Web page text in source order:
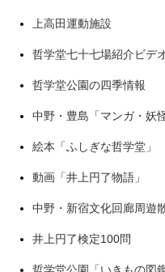
上高田運動施設
哲学堂七十七場紹介ビデ
哲学堂公園の四季情報
中野・豊島「マンガ・妖
絵本「ふしぎな哲学堂」
動画「井上円了物語」
中野・新宿文化回廊周遊
井上円了検定100問